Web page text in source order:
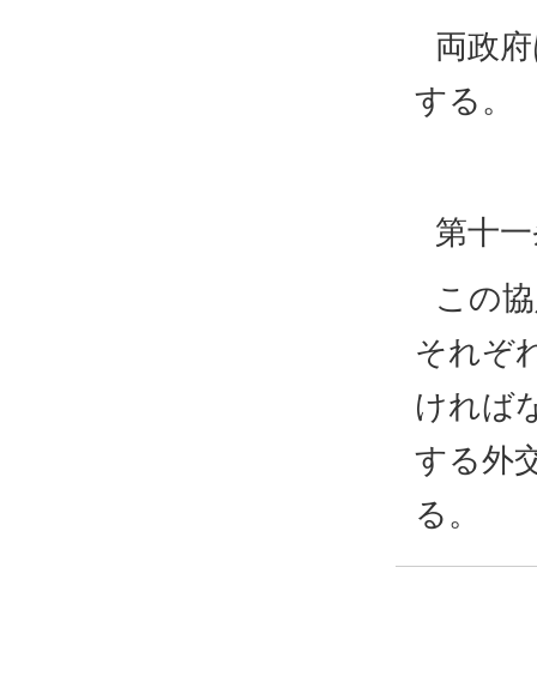
両政
する。
第十
この
それぞ
ければ
する外
る。